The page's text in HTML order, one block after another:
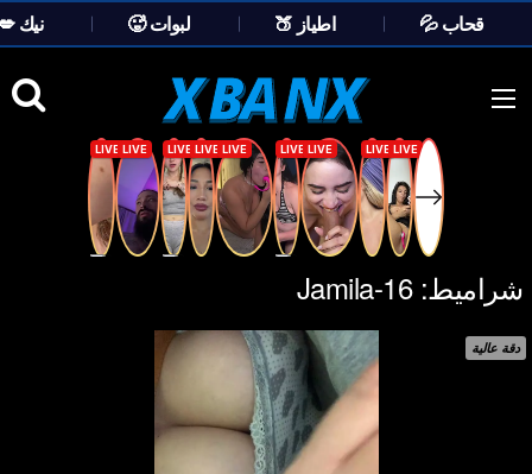
💦 قحاب 🍑 اطياز 🥵 لبوات
💋 نيك
content
شراميط:Jamila-16
دقة عالية